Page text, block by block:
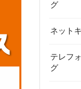
グ
ネット
テレフ
グ